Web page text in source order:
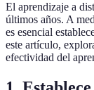
El aprendizaje a
últimos años. A
es esencial
este artículo,
efectividad del